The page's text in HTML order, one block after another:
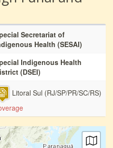
Secretariat of
Health (SESAI)
Indigenous Health
(DSEI)
Litoral Sul (RJ/SP/PR/SC/RS)